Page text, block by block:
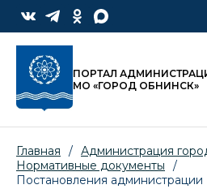
ПОРТАЛ
МО «ГОРОД ОБНИНСК»
Главная / Администрация
Нормативные документы
/
Постановления администрации